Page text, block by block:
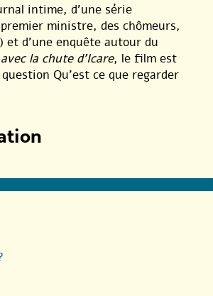
intime, d’une série
ministre, des chômeurs,
et d’une enquête autour du
la chute d’Icare, le film est
Qu’est ce que regarder